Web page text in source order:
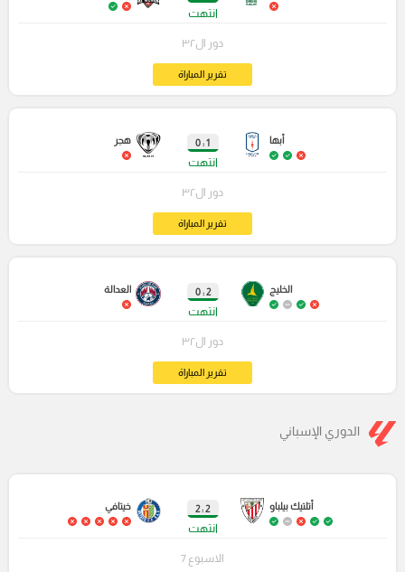
انتهت
دور ال٣٢
تقرير المباراة
أبها 1 : 0
انتهت
هجر
دور ال٣٢
تقرير المباراة
الخليج 2 : 0
انتهت
العدالة
دور ال٣٢
تقرير المباراة
الدوري الإسباني
أتلتيك بيلباو 2 : 2
انتهت
خيتافي
الاسبوع 7